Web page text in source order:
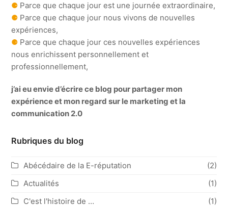
⚈ Parce que chaque jour est une journée extraordinaire,
⚈ Parce que chaque jour nous vivons de nouvelles
expériences,
⚈ Parce que chaque jour ces nouvelles expériences
nous enrichissent personnellement et
professionnellement,
j’ai eu envie d’écrire ce blog pour partager mon
expérience et mon regard sur le marketing et la
communication 2.0
Rubriques du blog
Abécédaire de la E-réputation
(2)
Actualités
(1)
C'est l'histoire de …
(1)